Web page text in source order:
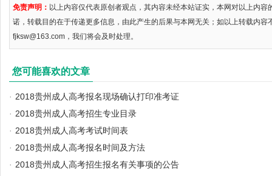
免责声明： 以上内容仅代表原创者观点，其内容未经本站证实，本网对以上内
诺，转载目的在于传递更多信息，由此产生的后果与本网无关；如以上转载内容
fjksw@163.com，我们将会及时处理。
您可能喜欢的文章
· 2018贵州成人高考报名现场确认打印准考证
· 2018贵州成人高考招生专业目录
· 2018贵州成人高考考试时间表
· 2018贵州成人高考报名时间及方法
· 2018贵州成人高考招生报名有关事项的公告